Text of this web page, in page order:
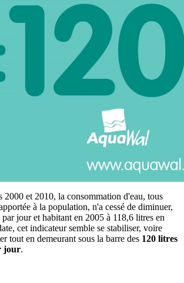
2000 et 2010, la consommation d'eau, tous
à la population, n'a cessé de diminuer,
jour et habitant en 2005 à 118,6 litres en
cet indicateur semble se stabiliser, voire
tout en demeurant sous la barre des 120 litres
jour.